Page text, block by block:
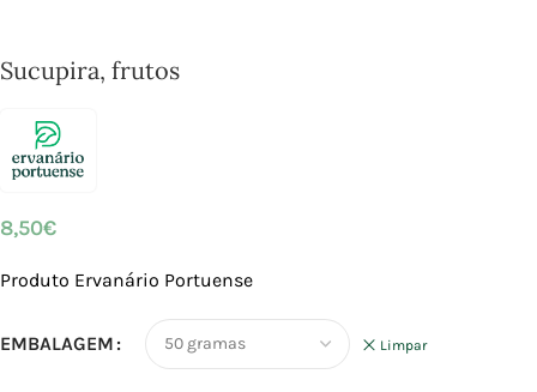
Sucupira, frutos
8,50€
Produto Ervanário Portuense
EMBALAGEM Limpar